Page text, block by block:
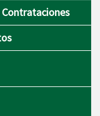
Contrataciones